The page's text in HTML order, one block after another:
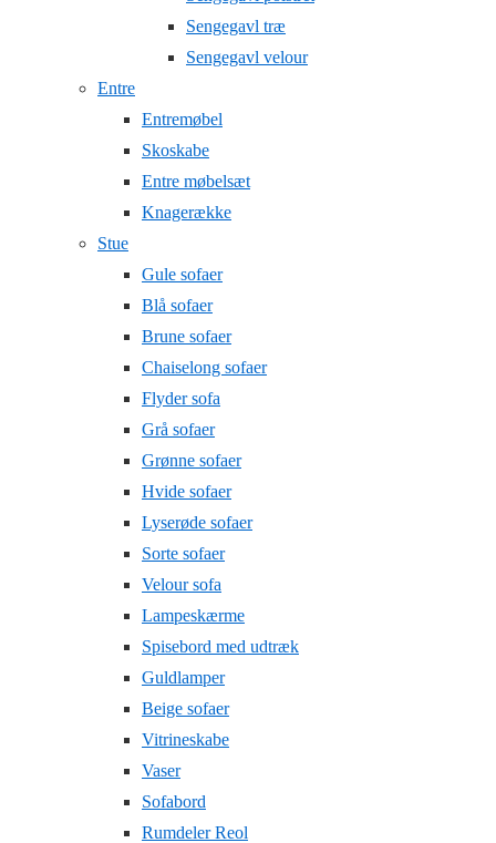
Sengegavl træ
Sengegavl velour
Entre
Entremøbel
Skoskabe
Entre møbelsæt
Knagerække
Stue
Gule sofaer
Blå sofaer
Brune sofaer
Chaiselong sofaer
Flyder sofa
Grå sofaer
Grønne sofaer
Hvide sofaer
Lyserøde sofaer
Sorte sofaer
Velour sofa
Lampeskærme
Spisebord med udtræk
Guldlamper
Beige sofaer
Vitrineskabe
Vaser
Sofabord
Rumdeler Reol